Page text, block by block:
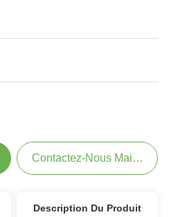
Contactez-Nous Maintenant
Description Du Produit